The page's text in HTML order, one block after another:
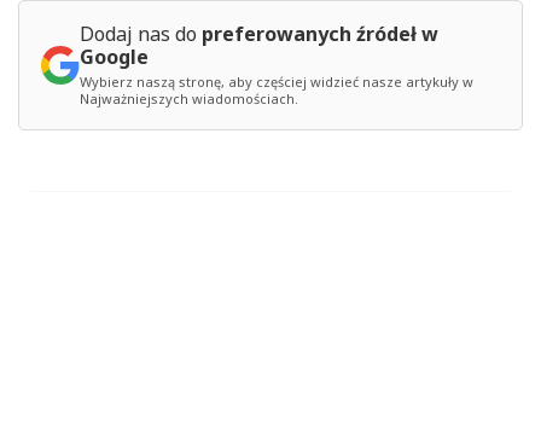
Dodaj nas do preferowanych źródeł w
Google
Wybierz naszą stronę, aby częściej widzieć nasze artykuły w
Najważniejszych wiadomościach.